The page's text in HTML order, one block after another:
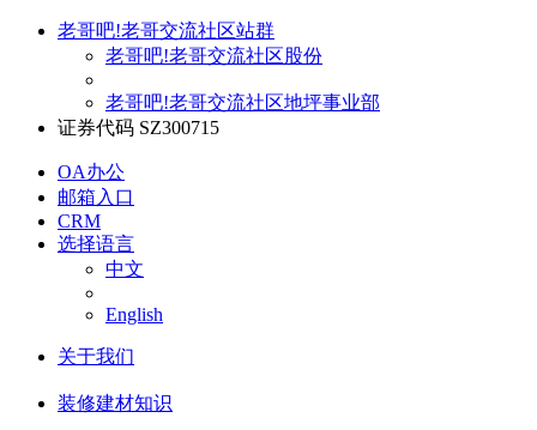
老哥吧!老哥交流社区站群
老哥吧!老哥交流社区股份
老哥吧!老哥交流社区地坪事业部
证券代码 SZ300715
OA办公
邮箱入口
CRM
选择语言
中文
English
关于我们
装修建材知识